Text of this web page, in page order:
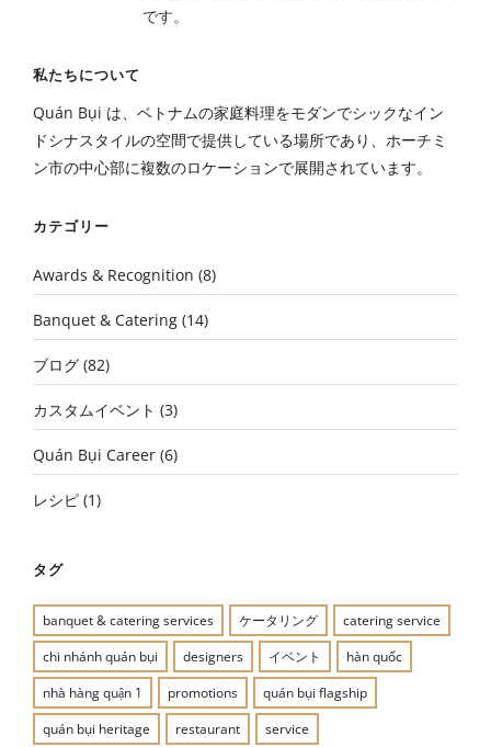
です。
私たちについて
Quán Bụi は、ベトナムの家庭料理をモダンでシックなイン
ドシナスタイルの空間で提供している場所であり、ホーチミ
ン市の中心部に複数のロケーションで展開されています。
カテゴリー
Awards & Recognition (8)
Banquet & Catering (14)
ブログ (82)
カスタムイベント (3)
Quán Bụi Career (6)
レシピ (1)
タグ
banquet & catering services ケータリング
catering service
chi nhánh quán bụi
designers イベント
hàn quốc
nhà hàng quận 1
promotions
quán bụi flagship
quán bụi heritage
restaurant service